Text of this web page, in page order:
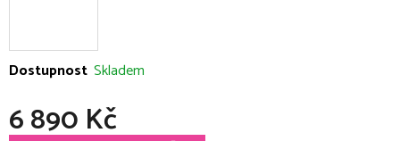
Dostupnost Skladem
6 890 Kč